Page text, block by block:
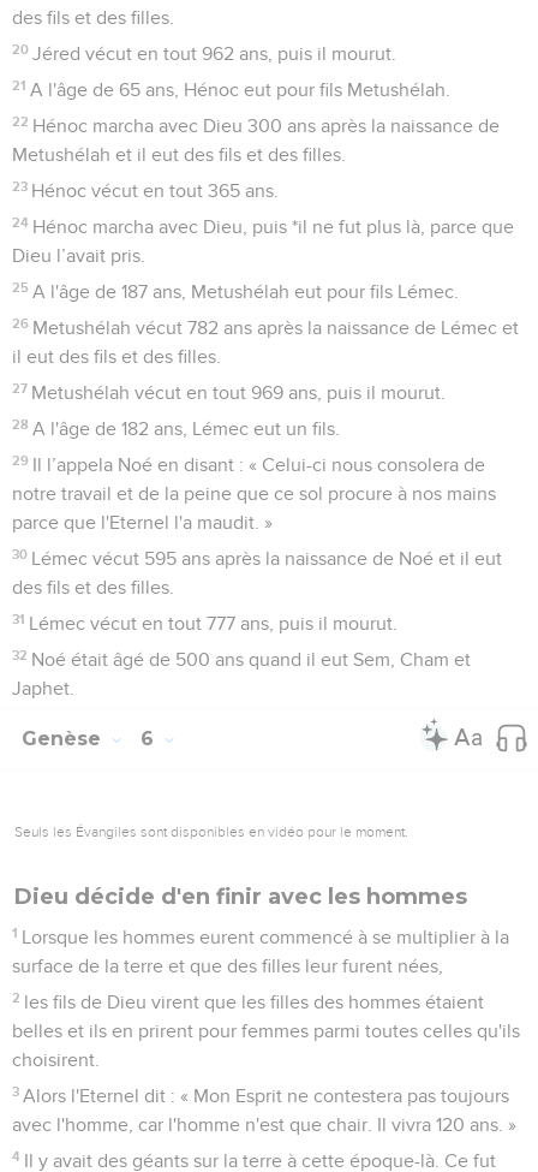
des fils et des filles.
20 Jéred vécut en tout 962 ans, puis il mourut.
21 A l'âge de 65 ans, Hénoc eut pour fils Metushélah.
22 Hénoc marcha avec Dieu 300 ans après la naissance de
Metushélah et il eut des fils et des filles.
23 Hénoc vécut en tout 365 ans.
24 Hénoc marcha avec Dieu, puis *il ne fut plus là, parce que
Dieu l’avait pris.
25 A l'âge de 187 ans, Metushélah eut pour fils Lémec.
26 Metushélah vécut 782 ans après la naissance de Lémec et
il eut des fils et des filles.
27 Metushélah vécut en tout 969 ans, puis il mourut.
28 A l'âge de 182 ans, Lémec eut un fils.
29 Il l’appela Noé en disant : « Celui-ci nous consolera de
notre travail et de la peine que ce sol procure à nos mains
parce que l'Eternel l'a maudit. »
30 Lémec vécut 595 ans après la naissance de Noé et il eut
des fils et des filles.
31 Lémec vécut en tout 777 ans, puis il mourut.
32 Noé était âgé de 500 ans quand il eut Sem, Cham et
Japhet.
Genèse 6
Seuls les Évangiles sont disponibles en vidéo pour le moment.
Dieu décide d'en finir avec les hommes
1 Lorsque les hommes eurent commencé à se multiplier à la
surface de la terre et que des filles leur furent nées,
2 les fils de Dieu virent que les filles des hommes étaient
belles et ils en prirent pour femmes parmi toutes celles qu'ils
choisirent.
3 Alors l'Eternel dit : « Mon Esprit ne contestera pas toujours
avec l'homme, car l'homme n'est que chair. Il vivra 120 ans. »
4 Il y avait des géants sur la terre à cette époque-là. Ce fut